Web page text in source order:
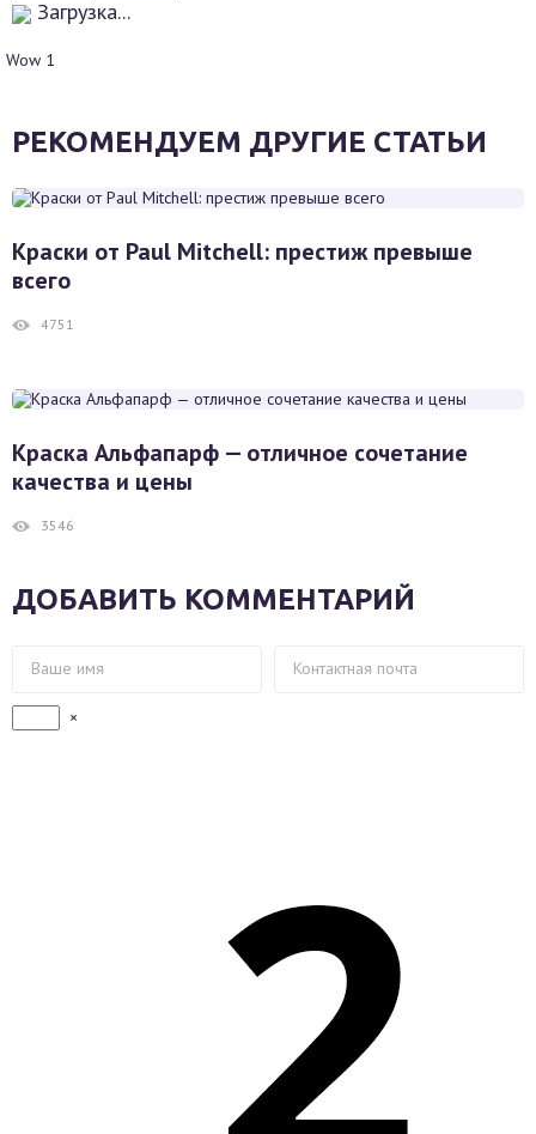
Загрузка...
Wow 1
РЕКОМЕНДУЕМ ДРУГИЕ СТАТЬИ
Краски от Paul Mitchell: престиж превыше
всего
4751
Краска Альфапарф — отличное сочетание
качества и цены
3546
ДОБАВИТЬ КОММЕНТАРИЙ
×